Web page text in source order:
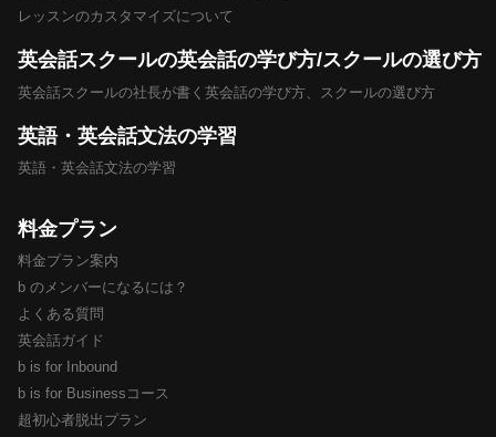
レッスンのカスタマイズについて
英会話スクールの英会話の学び方/スクールの選び方
英会話スクールの社長が書く英会話の学び方、スクールの選び方
英語・英会話文法の学習
英語・英会話文法の学習
料金プラン
料金プラン案内
b のメンバーになるには？
よくある質問
英会話ガイド
b is for Inbound
b is for Businessコース
超初心者脱出プラン